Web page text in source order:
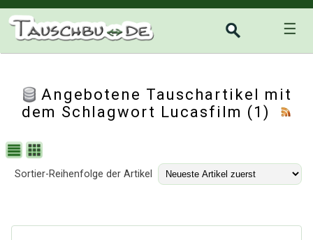
☰
Angebotene Tauschartikel mit
dem Schlagwort Lucasfilm (1)
Sortier-Reihenfolge der Artikel